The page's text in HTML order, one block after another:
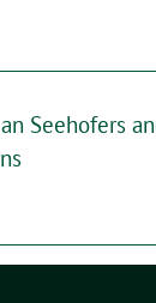
Seehofers